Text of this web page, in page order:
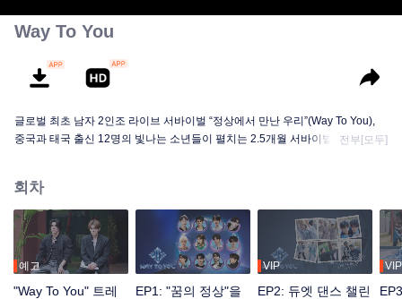
Way To You
글로벌 최초 남자 2인조 라이브 서바이벌 “정상에서 만난 우리”(Way To You),
중국과 태국 출신 12명의 빛나는 소년들이 펼치는 2.5개월 서바이벌+라이브 무
수 있으며 첫 만남의 설레임부터 환상의 케미까지 전 과정을 지켜볼 수 있다. 최
고의 인기 조로 선발된 커플은 세계적인 무대에서 본격적으로 데뷔하게 된다.
전부[모두]
회차
예고
"Way To You" 트레
EP1: "꿈의 정상"을
VIP
EP2: 듀엣 댄스 챌린
VIP